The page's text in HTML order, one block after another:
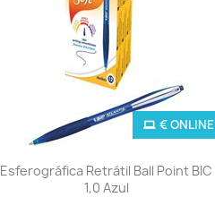
Ver+
Esferográfica Retrátil Ball Point BIC
1,0 Azul
€ ONLINE